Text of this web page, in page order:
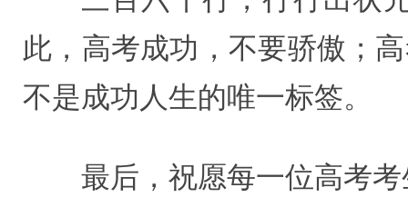
此，高考成功，不要骄傲；
不是成功人生的唯一标签。
最后，祝愿每一位高考